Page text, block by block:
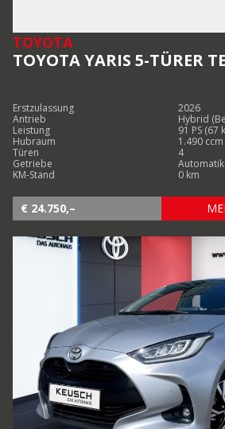
TOYOTA
TOYOTA YARIS 5-TÜRER
Erstzulassung
2026
Antrieb
Hybrid
Leistung
91 PS (67
Hubraum
1.490 ccm
Türen
4
Getriebe
Automatik
KM-Stand
0 km
€ 24.750,–